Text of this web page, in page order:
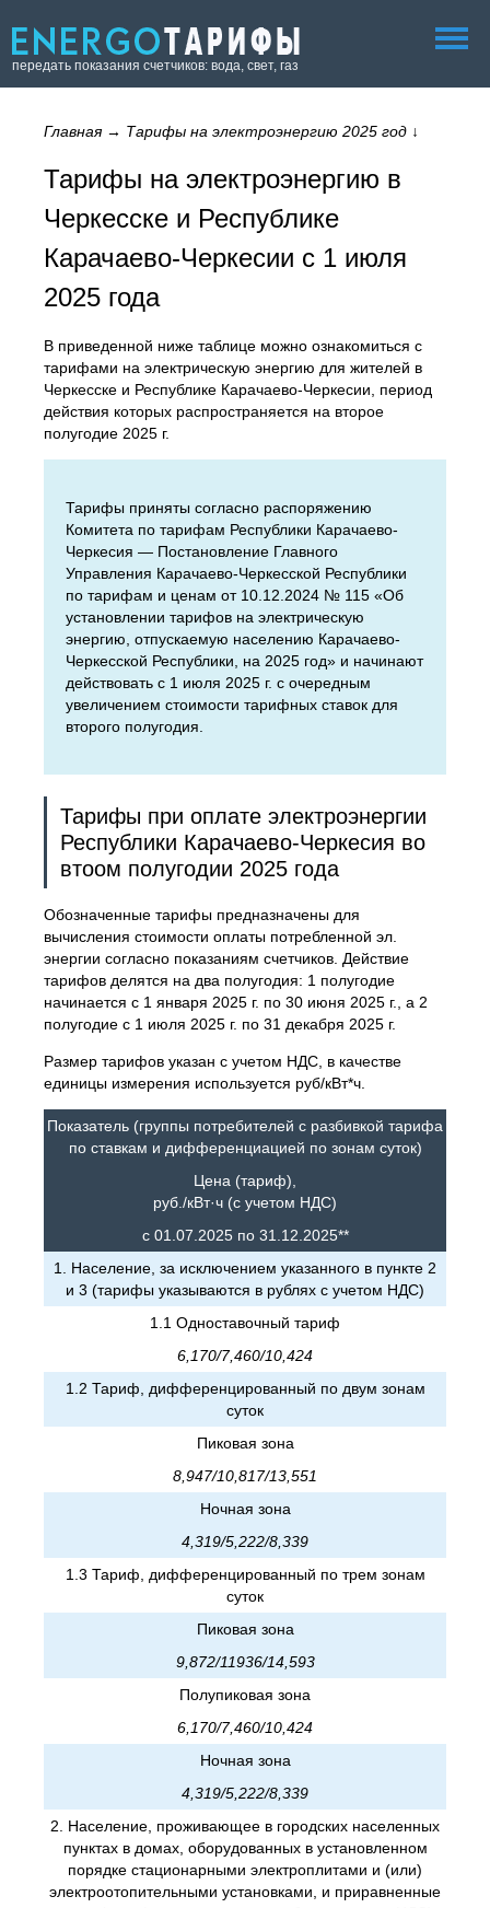
передать показания счетчиков: вода, свет, газ
Главная→ Тарифы на электроэнергию 2025 год ↓
Тарифы на электроэнергию в
Черкесске и Республике
Карачаево-Черкесии с 1 июля
2025 года
В приведенной ниже таблице можно ознакомиться с
тарифами на электрическую энергию для жителей в
Черкесске и Республике Карачаево-Черкесии, период
действия которых распространяется на второе
полугодие 2025 г.
Тарифы приняты согласно распоряжению
Комитета по тарифам Республики Карачаево-
Черкесия — Постановление Главного
Управления Карачаево-Черкесской Республики
по тарифам и ценам от 10.12.2024 № 115 «Об
установлении тарифов на электрическую
энергию, отпускаемую населению Карачаево-
Черкесской Республики, на 2025 год» и начинают
действовать с 1 июля 2025 г. с очередным
увеличением стоимости тарифных ставок для
второго полугодия.
Тарифы при оплате электроэнергии
Республики Карачаево-Черкесия во
втоом полугодии 2025 года
Обозначенные тарифы предназначены для
вычисления стоимости оплаты потребленной эл.
энергии согласно показаниям счетчиков. Действие
тарифов делятся на два полугодия: 1 полугодие
начинается с 1 января 2025 г. по 30 июня 2025 г., а 2
полугодие с 1 июля 2025 г. по 31 декабря 2025 г.
Размер тарифов указан с учетом НДС, в качестве
единицы измерения используется руб/кВт*ч.
Показатель (группы потребителей с разбивкой тарифа
по ставкам и дифференциацией по зонам суток)
Цена (тариф),
руб./кВт·ч (с учетом НДС)
с 01.07.2025 по 31.12.2025**
1. Население, за исключением указанного в пункте 2
и 3 (тарифы указываются в рублях с учетом НДС)
1.1 Одноставочный тариф
6,170/7,460/10,424
1.2 Тариф, дифференцированный по двум зонам
суток
Пиковая зона
8,947/10,817/13,551
Ночная зона
4,319/5,222/8,339
1.3 Тариф, дифференцированный по трем зонам
суток
Пиковая зона
9,872/11936/14,593
Полупиковая зона
6,170/7,460/10,424
Ночная зона
4,319/5,222/8,339
2. Население, проживающее в городских населенных
пунктах в домах, оборудованных в установленном
порядке стационарными электроплитами и (или)
электроотопительными установками, и приравненные